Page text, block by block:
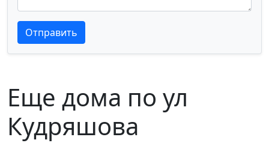
Текст отзыва
Текст отзыва
Отправить
Еще дома по ул
Кудряшова